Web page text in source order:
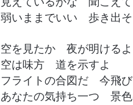
弱いままでいい 歩き出そ
空を見たか 夜が明けるよ
空は味方 道を示すよ
フライトの合図だ 今飛
あなたの気持ち一つ 景色